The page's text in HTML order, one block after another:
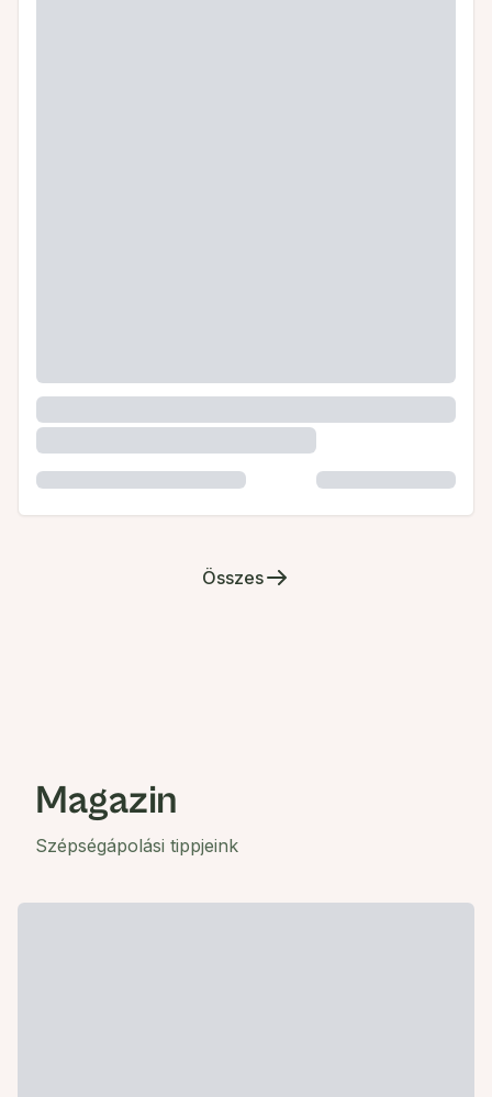
Összes
Magazin
Szépségápolási tippjeink